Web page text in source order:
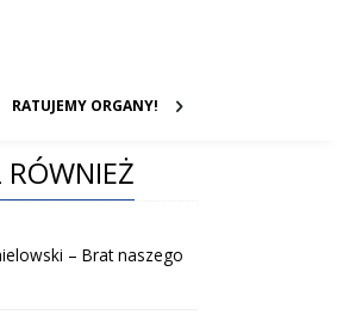
RATUJEMY ORGANY!
– Brat naszego